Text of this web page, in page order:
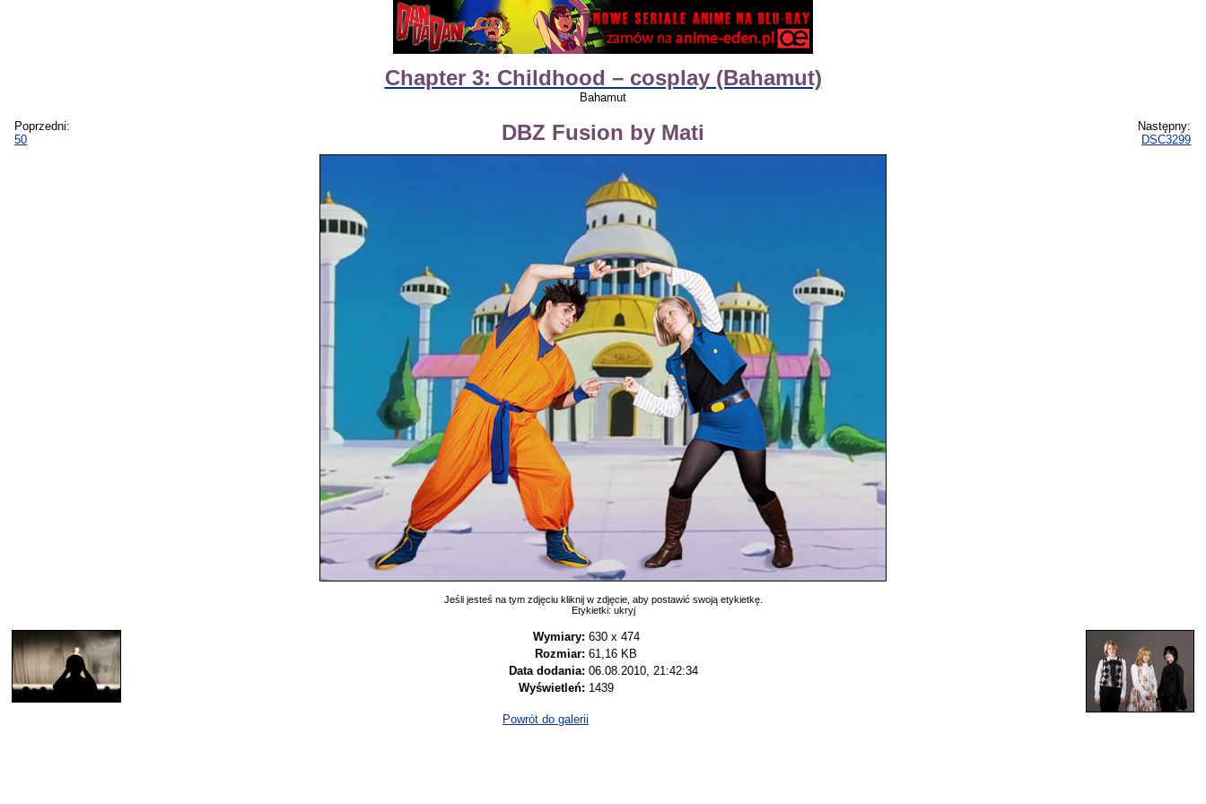
Chapter 3: Childhood – cosplay (Bahamut)
Bahamut
Poprzedni:
50
DBZ Fusion by Mati
Następny:
DSC3299
Jeśli jesteś na tym zdjęciu kliknij w zdjęcie, aby postawić swoją etykietkę.
Etykietki: ukryj
Wymiary: 630 x 474
Rozmiar: 61,16 KB
Data dodania: 06.08.2010, 21:42:34
Wyświetleń: 1439
Powrót do galerii